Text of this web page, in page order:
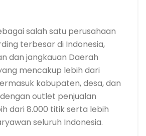
salah satu perusahaan
terbesar di Indonesia,
dan jangkauan Daerah
mencakup lebih dari
kabupaten, desa, dan
outlet penjualan
dari 8.000 titik serta lebih
seluruh Indonesia.